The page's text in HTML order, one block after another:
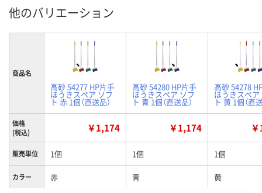
他のバリエーション
商品名
高砂 54277 HP片手
ほうきスペア ソフ
ト 赤 1個（直送品）
高砂 54280 HP片手
ほうきスペア ソフ
ト 青 1個（直送品）
高砂 54278
ほうきスペア
ト 黄 1個（直
価格
(税込)
￥1,174 ￥1,174
販売単位 1個 1個 1個
カラー 赤 青 黄